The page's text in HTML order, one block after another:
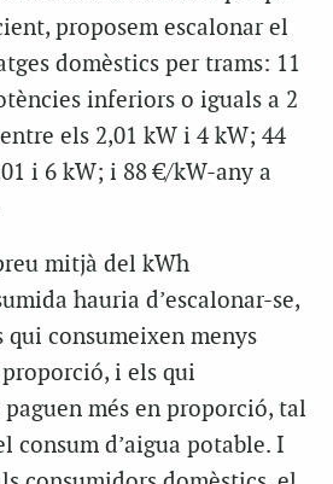
proposem escalonar el
domèstics per trams: 11
inferiors o iguals a 2
els 2,01 kW i 4 kW; 44
i 6 kW; i 88 €/kW-any a
mitjà del kWh
hauria d’escalonar-se,
qui consumeixen menys
i els qui
més en proporció, tal
consum d’aigua potable. I